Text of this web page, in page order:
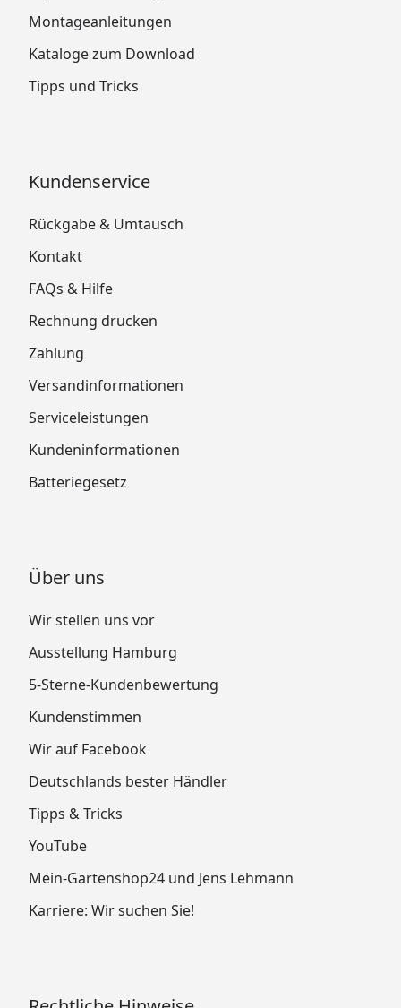
Montageanleitungen
Kataloge zum Download
Tipps und Tricks
Kundenservice
Rückgabe & Umtausch
Kontakt
FAQs & Hilfe
Rechnung drucken
Zahlung
Versandinformationen
Serviceleistungen
Kundeninformationen
Batteriegesetz
Über uns
Wir stellen uns vor
Ausstellung Hamburg
5-Sterne-Kundenbewertung
Kundenstimmen
Wir auf Facebook
Deutschlands bester Händler
Tipps & Tricks
YouTube
Mein-Gartenshop24 und Jens Lehmann
Karriere: Wir suchen Sie!